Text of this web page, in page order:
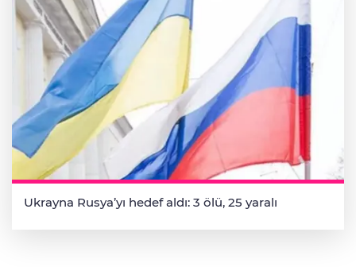
Ukrayna Rusya’yı hedef aldı: 3 ölü, 25 yaralı